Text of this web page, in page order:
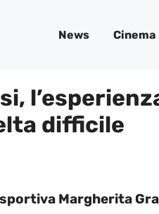
News Cinema
difficile
Margherita